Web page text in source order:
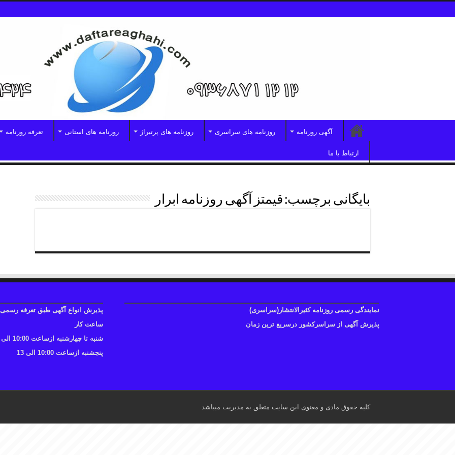
آگهی روزنامه روزنامه های سراسری روزنامه های پرتیراژ روزنامه های استانی تعرفه روزنامه
ارتباط با ما
بایگانی برچسب: قیمتز آگهی روزنامه ابرار
نمایندگی رسمی روزنامه کثیرالانتشار(سراسری)
پذیرش آگهی از سراسرکشور درسریع ترین زمان
پذیرش انواع آگهی طبق تعرفه رسمی
ساعت کار
شنبه تا چهارشنبه ازساعت 10:00 الی 17
پنجشنبه ازساعت 10:00 الی 13
کلیه حقوق مادی و معنوی این سایت متعلق به مدیریت میباشد